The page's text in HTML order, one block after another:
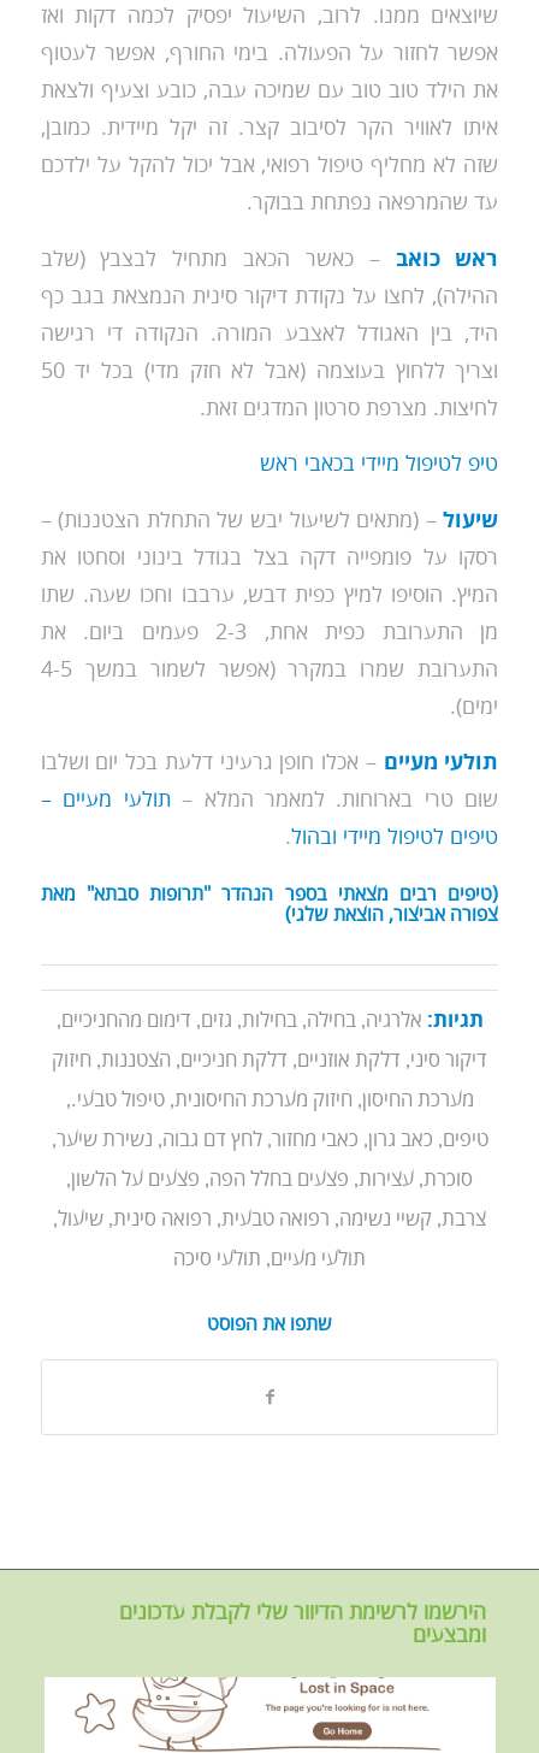
שיוצאים ממנו. לרוב, השיעול יפסיק לכמה דקות ואז
אפשר לחזור על הפעולה. בימי החורף, אפשר לעטוף
את הילד טוב טוב עם שמיכה עבה, כובע וצעיף ולצאת
איתו לאוויר הקר לסיבוב קצר. זה יקל מיידית. כמובן,
שזה לא מחליף טיפול רפואי, אבל יכול להקל על ילדכם
עד שהמרפאה נפתחת בבוקר.
ראש כואב – כאשר הכאב מתחיל לבצבץ (שלב
ההילה), לחצו על נקודת דיקור סינית הנמצאת בגב כף
היד, בין האגודל לאצבע המורה. הנקודה די רגישה
וצריך ללחוץ בעוצמה (אבל לא חזק מדי) בכל יד 50
לחיצות. מצרפת סרטון המדגים זאת.
טיפ לטיפול מיידי בכאבי ראש
שיעול– (מתאים לשיעול יבש של התחלת הצטננות) –
רסקו על פומפייה דקה בצל בגודל בינוני וסחטו את
המיץ. הוסיפו למיץ כפית דבש, ערבבו וחכו שעה. שתו
מן התערובת כפית אחת, 2-3 פעמים ביום. את
התערובת שמרו במקרר (אפשר לשמור במשך 4-5
ימים).
תולעי מעיים – אכלו חופן גרעיני דלעת בכל יום ושלבו
שום טרי בארוחות. למאמר המלא – תולעי מעיים –
טיפים לטיפול מיידי ובהול.
(טיפים רבים מצאתי בספר הנהדר "תרופות סבתא" מאת
צפורה אביצור, הוצאת שלגי)
תגיות: אלרגיה,בחילה,בחילות, גזים, דימום מהחניכיים,
דיקור סיני, דלקת אוזניים, דלקת חניכיים, הצטננות, חיזוק
מערכת החיסון, חיזוק מערכת החיסונית,טיפול טבעי.,
טיפים, כאב גרון, כאבי מחזור,לחץ דם גבוה, נשירת שיער,
סוכרת, עצירות, פצעים בחלל הפה, פצעים על הלשון,
צרבת, קשיי נשימה, רפואה טבעית, רפואה סינית, שיעול,
תולעי מעיים, תולעי סיכה
שתפו את הפוסט
הירשמו לרשימת הדיוור שלי לקבלת עדכונים
ומבצעים